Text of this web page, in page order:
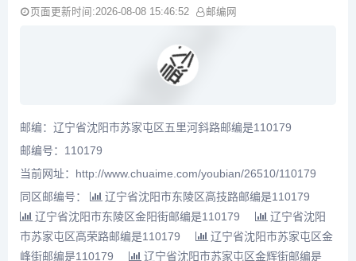
页面更新时间:2026-08-08 15:46:52 邮编网
邮编：辽宁省沈阳市苏家屯区五里河斜路邮编是110179
邮编号：110179
当前网址：http://www.chuaime.com/youbian/26510/110179
同区邮编号：
辽宁省沈阳市东陵区高技路邮编是110179
辽宁省沈阳市东陵区金阳街邮编是110179
辽宁省沈阳
市苏家屯区高荣路邮编是110179
辽宁省沈阳市苏家屯区金
峰街邮编是110179
辽宁省沈阳市苏家屯区金辉街邮编是